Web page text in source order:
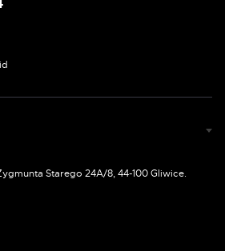
Starego 24A/8, 44-100 Gliwice.